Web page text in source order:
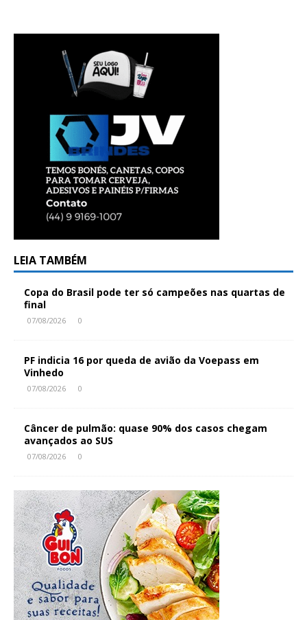
LEIA TAMBÉM
Copa do Brasil pode ter só campeões nas quartas de
final
07/08/2026 0
PF indicia 16 por queda de avião da Voepass em
Vinhedo
07/08/2026 0
Câncer de pulmão: quase 90% dos casos chegam
avançados ao SUS
07/08/2026 0